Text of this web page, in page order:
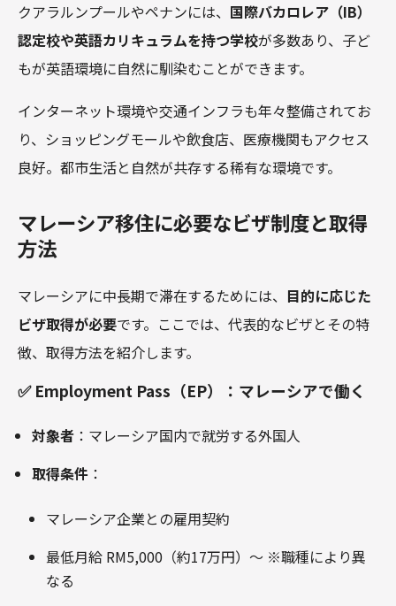
クアラルンプールやペナンには、 国際バカロレア（IB）
認定校や英語カリキュラムを持つ学校が多数あり、子ど
もが英語環境に自然に馴染むことができます。
インターネット環境や交通インフラも年々整備されてお
り、ショッピングモールや飲食店、医療機関もアクセス
良好。都市生活と自然が共存する稀有な環境です。
マレーシア移住に必要なビザ制度と取得
方法
マレーシアに中長期で滞在するためには、 目的に応じた
ビザ取得が必要です。ここでは、代表的なビザとその特
徴、取得方法を紹介します。
✅ Employment Pass（EP）：マレーシアで働く
対象者 ：マレーシア国内で就労する外国人
取得条件 ：
マレーシア企業との雇用契約
最低月給 RM5,000（約17万円）～ ※職種により異
なる